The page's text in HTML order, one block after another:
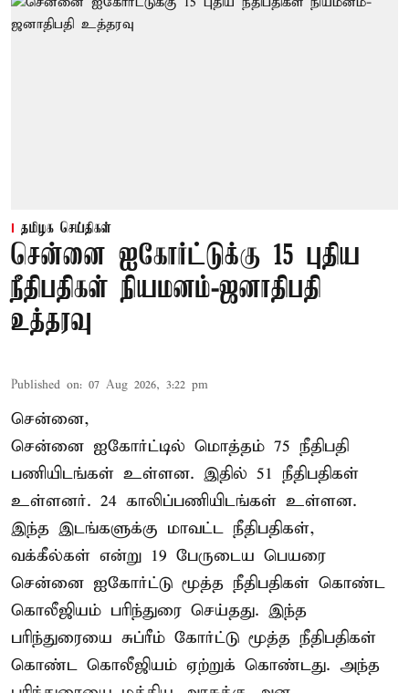
தமிழக செய்திகள்
சென்னை ஐகோர்ட்டுக்கு 15 புதிய
நீதிபதிகள் நியமனம்-ஜனாதிபதி
உத்தரவு
Published on: 07 Aug 2026, 3:22 pm
சென்னை,
சென்னை ஐகோர்ட்டில் மொத்தம் 75 நீதிபதி
பணியிடங்கள் உள்ளன. இதில் 51 நீதிபதிகள்
உள்ளனர். 24 காலிப்பணியிடங்கள் உள்ளன.
இந்த இடங்களுக்கு மாவட்ட நீதிபதிகள்,
வக்கீல்கள் என்று 19 பேருடைய பெயரை
சென்னை ஐகோர்ட்டு மூத்த நீதிபதிகள் கொண்ட
கொலீஜியம் பரிந்துரை செய்தது. இந்த
பரிந்துரையை சுப்ரீம் கோர்ட்டு மூத்த நீதிபதிகள்
கொண்ட கொலீஜியம் ஏற்றுக் கொண்டது. அந்த